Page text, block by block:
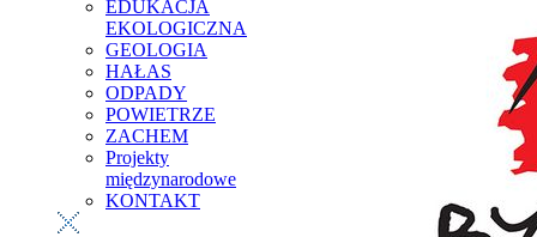
EDUKACJA
EKOLOGICZNA
GEOLOGIA
HAŁAS
ODPADY
POWIETRZE
ZACHEM
Projekty
międzynarodowe
KONTAKT